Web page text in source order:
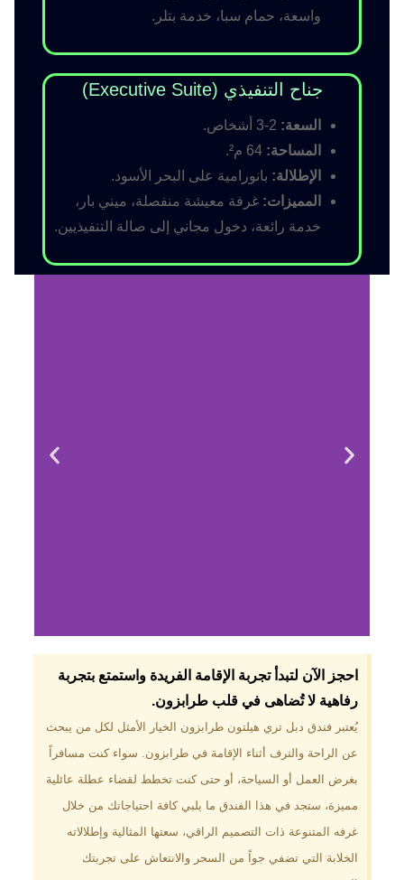
واسعة، حمام سبا، خدمة بتلر.
جناح التنفيذي (Executive Suite)
السعة:
المساحة:
الإطلالة: بانورامية على البحر الأسود.
المميزات: غرفة معيشة منفصلة، ميني بار،
خدمة رائعة، دخول مجاني إلى صالة التنفيذيين.
لماذا تختار فندق دبل
تري هيلتون
طرابزون؟
موقع مميز في قلب طرابزون بالقرب
من أهم المعالم السياحية. إطلالات
الخضراء. مرافق متكاملة تشمل
مسبحًا داخليًا، سبا، صالة ألعاب
رياضية، ومطاعم عالمية.
احجز الآن لتبدأ تجربة الإقامة الفريدة واستمتع بتجربة
رفاهية لا تُضاهى في قلب طرابزون.​
يُعتبر فندق دبل تري هيلتون طرابزون الخيار الأمثل لكل من يبحث
عن الراحة والترف أثناء الإقامة في طرابزون. سواء كنت مسافراً
بغرض العمل أو السياحة، أو حتى كنت تخطط لقضاء عطلة عائلية
مميزة، ستجد في هذا الفندق ما يلبي كافة احتياجاتك من خلال
غرفه المتنوعة ذات التصميم الراقي، سعتها المثالية وإطلالاته
الخلابة التي تضفي جواً من السحر والانتعاش على تجربتك